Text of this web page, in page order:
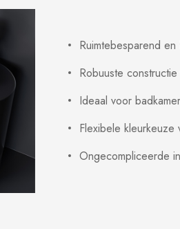
Ruimtebesparend
Robuuste
Ideaal voor
Flexibele kleurkeuze
Ongecompliceerde